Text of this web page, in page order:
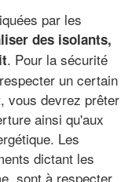
par les
des isolants,
. Pour la sécurité
un certain
vous devrez prêter
ainsi qu'aux
Les
dictant les
sont à respecter,